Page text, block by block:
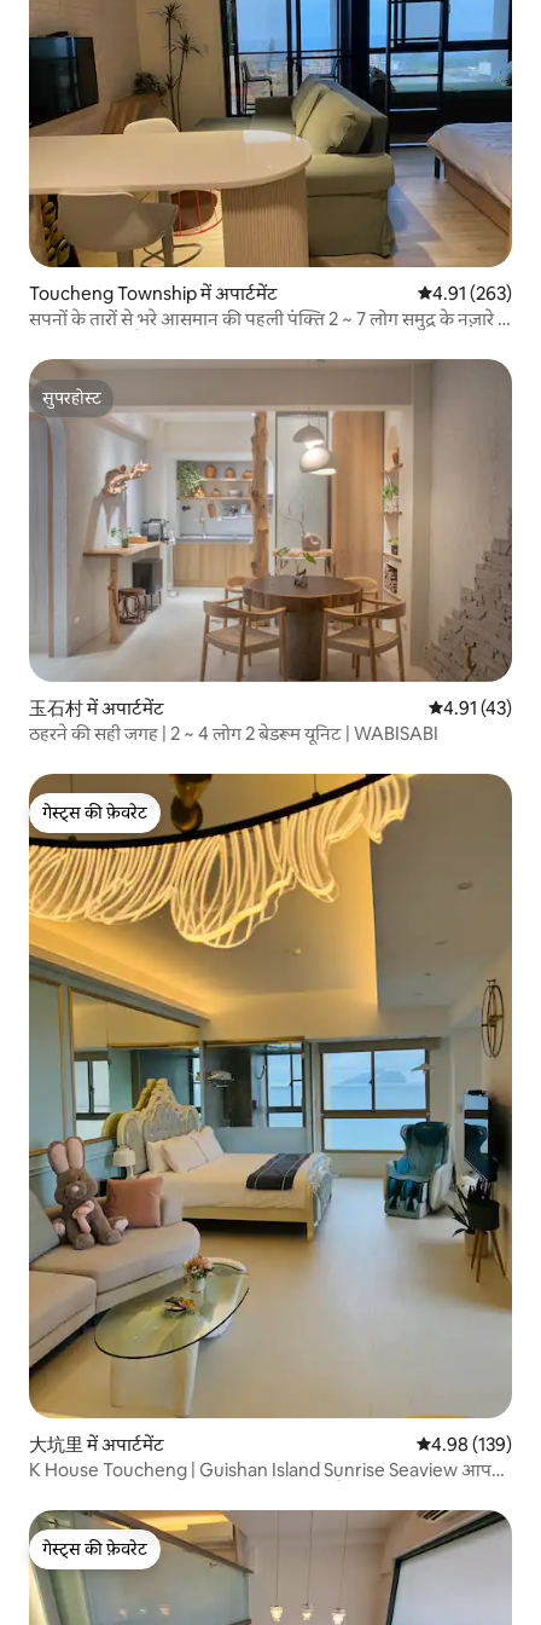
Toucheng Township में अपार्टमेंट औसत रेटिंग 5 में से
4.91 (263)
सपनों के तारों से भरे आसमान की पहली पंक्ति 2 ~ 7 लोग समुद्र के नज़ारे के
सुपरहोस्ट
सुपरहोस्ट
玉石村 में अपार्टमेंट औसत रेटिंग 5 में
4.91 (43)
ठहरने की सही जगह | 2 ~ 4 लोग 2 बेडरूम यूनिट | WABISABI
गेस्ट्स की फ़ेवरेट
गेस्ट्स की फ़ेवरेट
大坑里 में अपार्टमेंट औसत रेटिंग 5 में से
4.98 (139)
K House Toucheng | Guishan Island Sunrise Seaview आपके
गेस्ट्स की फ़ेवरेट
गेस्ट्स की फ़ेवरेट